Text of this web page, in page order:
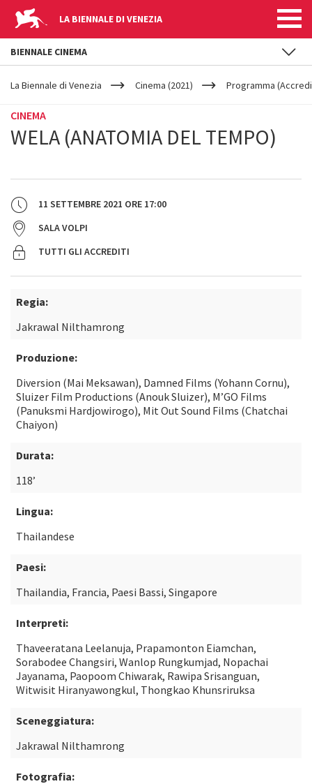
LA BIENNALE DI VENEZIA
YOUR
ARE
La Biennale di Venezia Cinema (2021) Programma
CINEMA
WELA (ANATOMIA DEL TEMPO)
11 SETTEMBRE 2021 ORE 17:00
SALA VOLPI
TUTTI GLI ACCREDITI
Regia:
Jakrawal Nilthamrong
Produzione:
Diversion (Mai Meksawan), Damned Films (Yohann Cornu),
Sluizer Film Productions (Anouk Sluizer), M’GO Films
(Panuksmi Hardjowirogo), Mit Out Sound Films (Chatchai
Chaiyon)
Durata:
118’
Lingua:
Thailandese
Paesi:
Thailandia, Francia, Paesi Bassi, Singapore
Interpreti:
Thaveeratana Leelanuja, Prapamonton Eiamchan,
Sorabodee Changsiri, Wanlop Rungkumjad, Nopachai
Jayanama, Paopoom Chiwarak, Rawipa Srisanguan,
Witwisit Hiranyawongkul, Thongkao Khunsriruksa
Sceneggiatura:
Jakrawal Nilthamrong
Fotografia:
BIENNALE CINEMA